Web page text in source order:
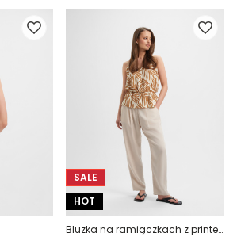
SALE
HOT
Bluzka na ramiączkach z printem w palmy